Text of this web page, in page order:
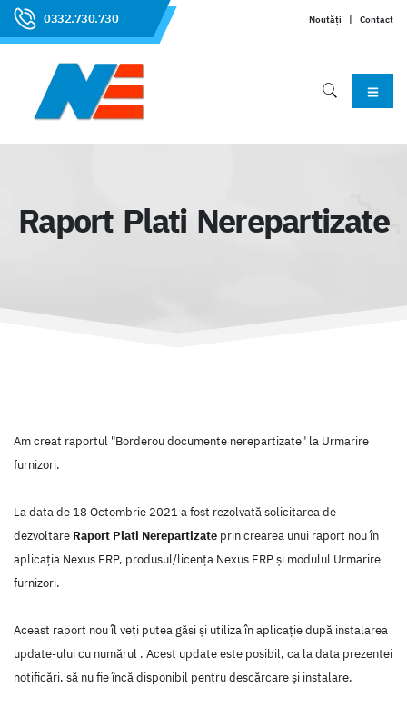
0332.730.730 Noutăți | Contact
Raport Plati Nerepartizate
Am creat raportul "Borderou documente nerepartizate" la Urmarire
furnizori.
La data de 18 Octombrie 2021 a fost rezolvată solicitarea de
dezvoltare Raport Plati Nerepartizate prin crearea unui raport nou în
aplicaţia Nexus ERP, produsul/licenţa Nexus ERP şi modulul Urmarire
furnizori.
Aceast raport nou îl veţi putea găsi şi utiliza în aplicaţie după instalarea
update-ului cu numărul . Acest update este posibil, ca la data prezentei
notificări, să nu fie încă disponibil pentru descărcare şi instalare.